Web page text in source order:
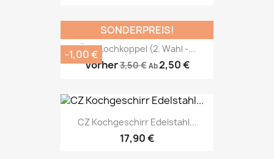
ÖBH Lochkoppel (2. Wahl -...
Vorher3,50 € Ab2,50 €
SONDERPREIS!
-1,00 €
CZ Kochgeschirr Edelstahl...
17,90 €